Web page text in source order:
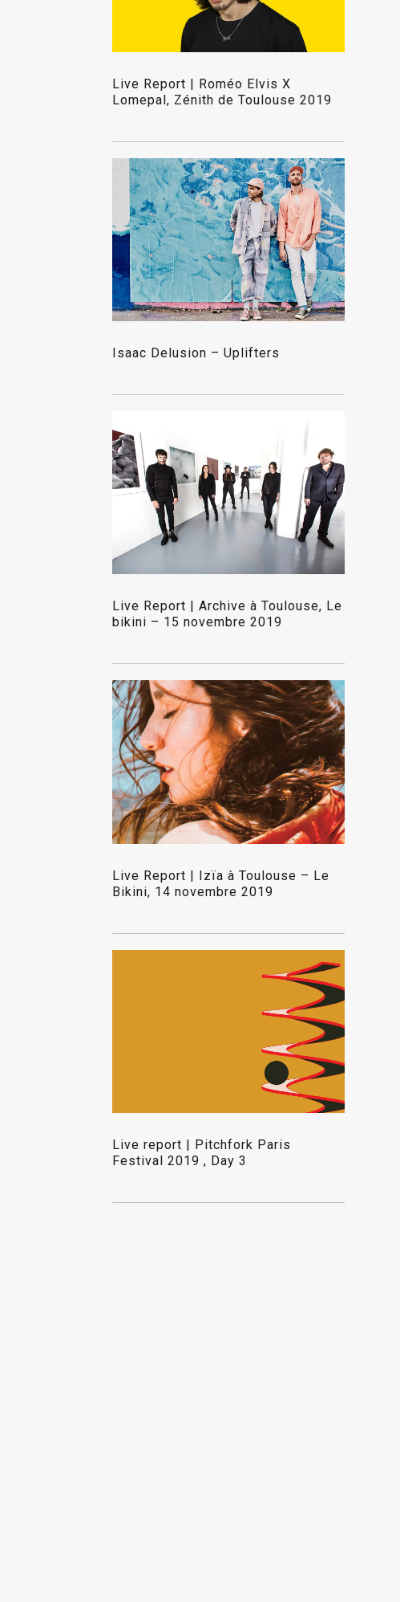
Live Report | Roméo Elvis X
Lomepal, Zénith de Toulouse 2019
Isaac Delusion – Uplifters
Live Report | Archive à Toulouse, Le
bikini – 15 novembre 2019
Live Report | Izïa à Toulouse – Le
Bikini, 14 novembre 2019
Live report | Pitchfork Paris
Festival 2019 , Day 3